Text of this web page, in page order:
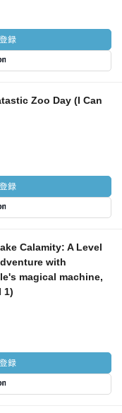
Zoo Day (I Can
Calamity: A Level
with
magical machine,
1)